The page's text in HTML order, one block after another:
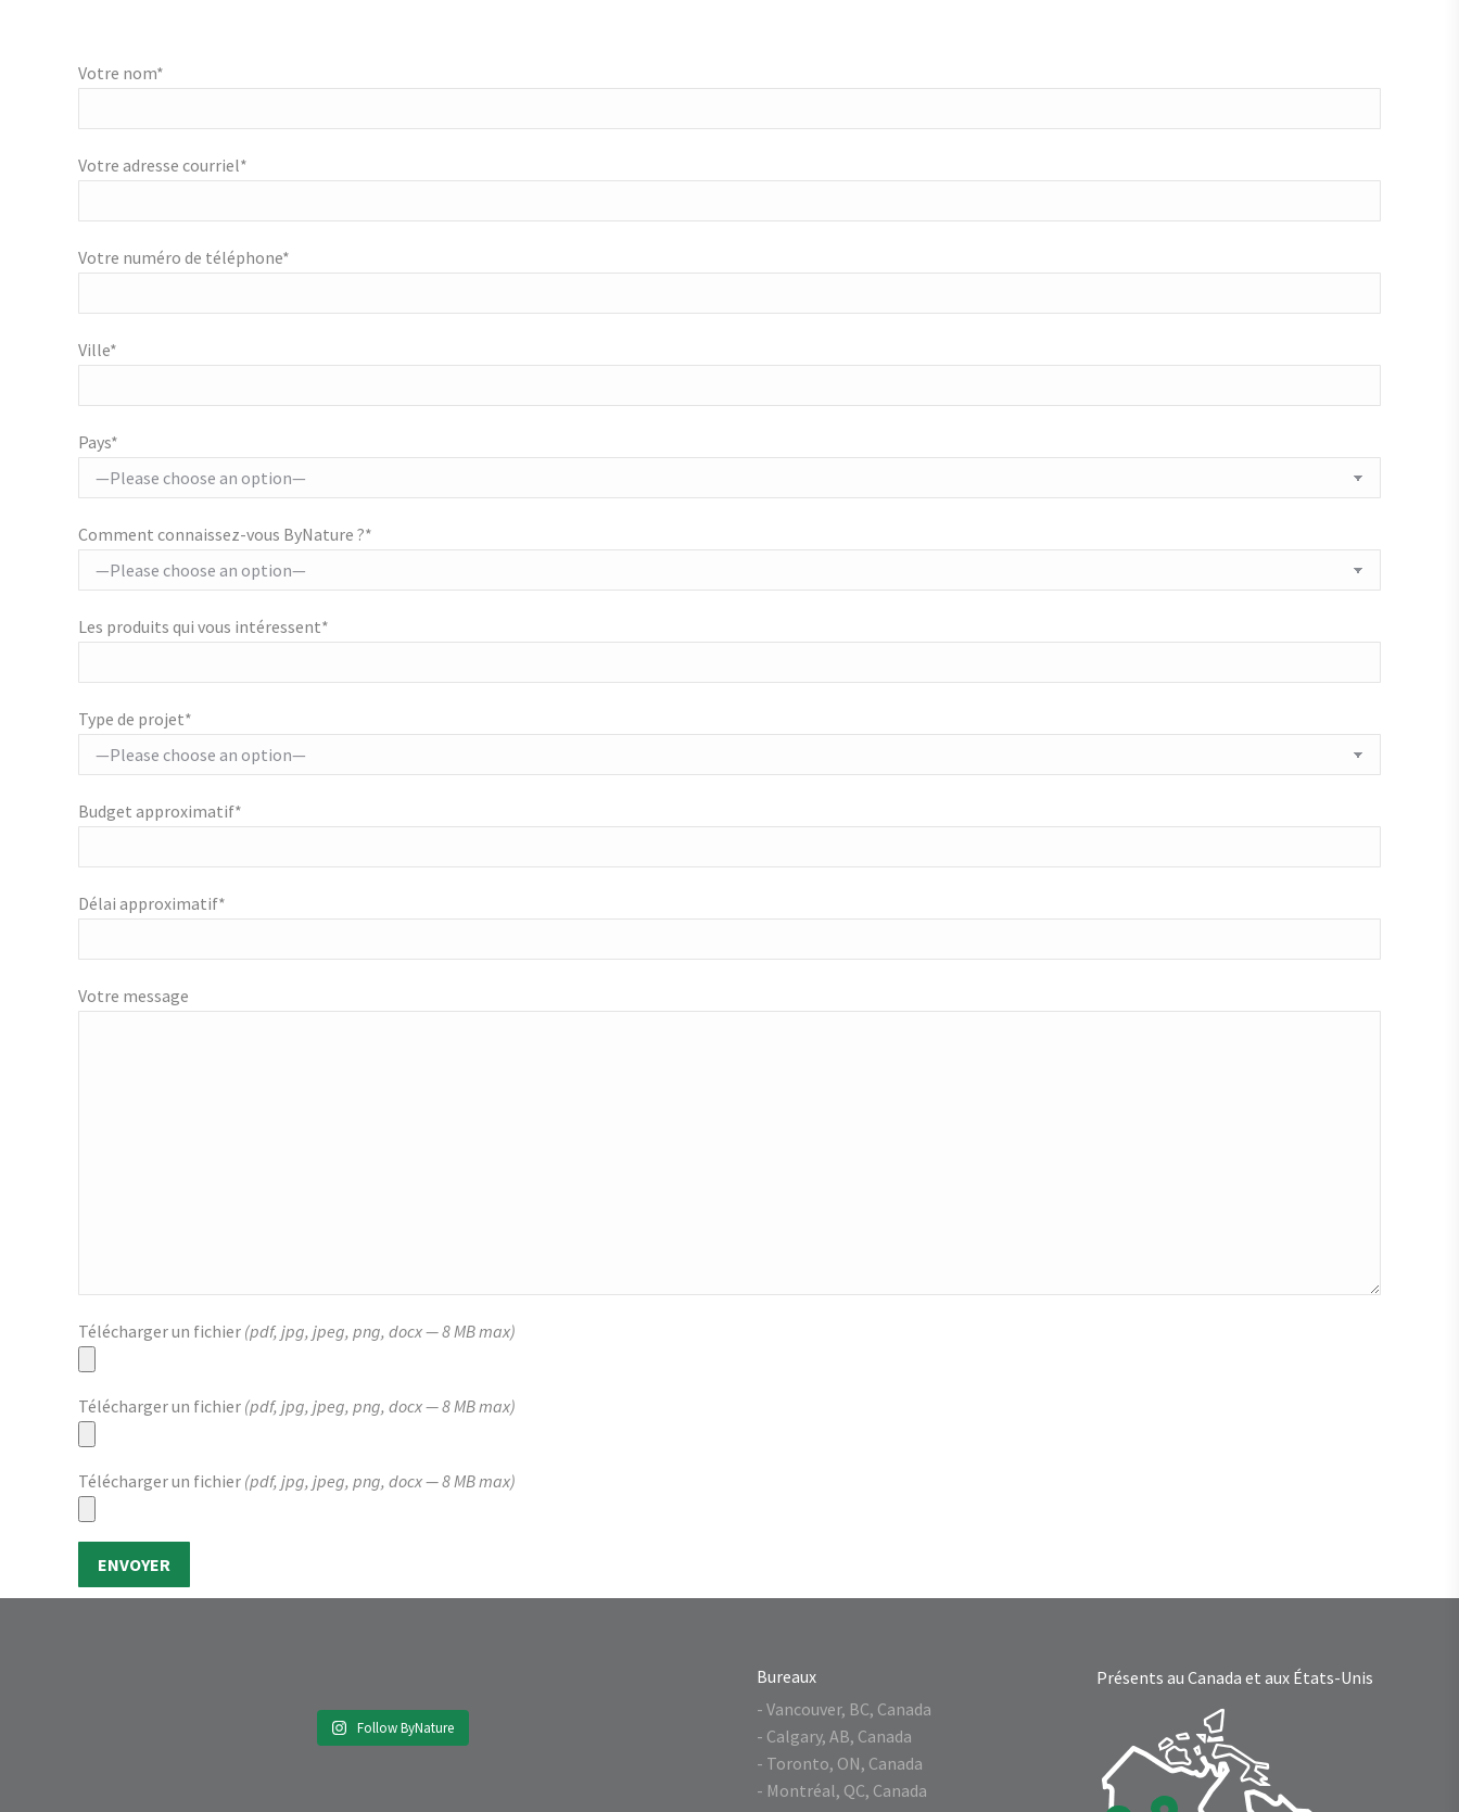
Votre nom*
Votre adresse courriel*
Votre numéro de téléphone*
Ville*
Pays*
Comment connaissez-vous ByNature ?*
Les produits qui vous intéressent*
Type de projet*
Budget approximatif*
Délai approximatif*
Votre message
Télécharger un fichier (pdf, jpg, jpeg, png, docx — 8 MB max)
Télécharger un fichier (pdf, jpg, jpeg, png, docx — 8 MB max)
Télécharger un fichier (pdf, jpg, jpeg, png, docx — 8 MB max)
Follow ByNature
Bureaux
- Vancouver, BC, Canada
- Calgary, AB, Canada
- Toronto, ON, Canada
- Montréal, QC, Canada
Présents au Canada et aux États-Unis